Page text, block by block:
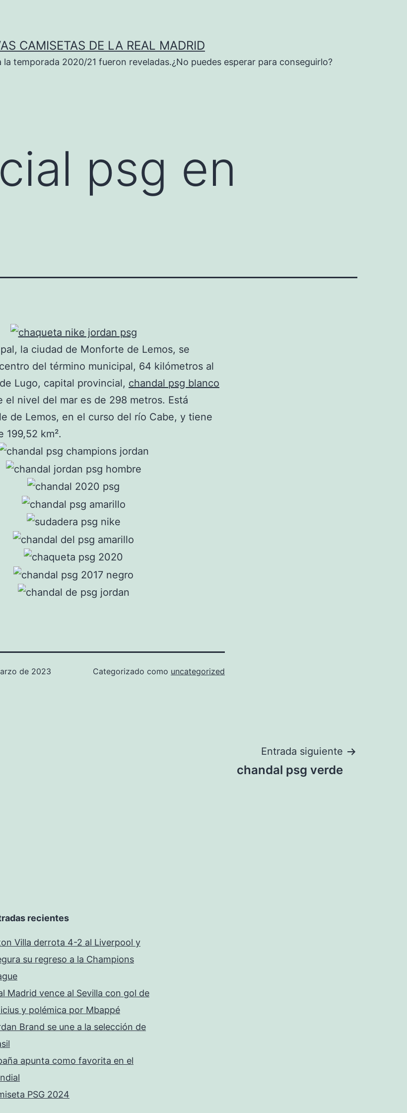
CAMISETAS DE LA REAL MADRID
la temporada 2020/21 fueron reveladas.¿No puedes esperar para conseguirlo?
psg en
la ciudad de Monforte de Lemos, se
del término municipal, 64 kilómetros al
Lugo, capital provincial, chandal psg blanco
el nivel del mar es de 298 metros. Está
de Lemos, en el curso del río Cabe, y tiene
199,52 km².
de 2023
Categorizado como uncategorized
Entrada siguiente
chandal psg verde
recientes
Villa derrota 4-2 al Liverpool y
su regreso a la Champions
Madrid vence al Sevilla con gol de
y polémica por Mbappé
Brand se une a la selección de
apunta como favorita en el
PSG 2024